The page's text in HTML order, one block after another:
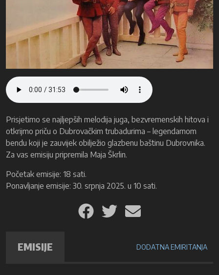
Prisjetimo se najljepših melodija juga, bezvremenskih hitova i
otkrijmo priču o Dubrovačkim trubadurima – legendarnom
bendu koji je zauvijek obilježio glazbenu baštinu Dubrovnika.
Za vas emisiju pripremila Maja Škrlin.
Početak emisije: 18 sati.
Ponavljanje emisije: 30. srpnja 2025. u 10 sati.
EMISIJE DODATNA EMIRITANJA